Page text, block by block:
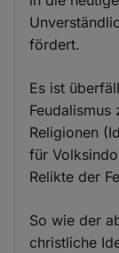
fördert.
Es ist
Feudalismus
Religionen
für
Relikte der
So wie der
christliche